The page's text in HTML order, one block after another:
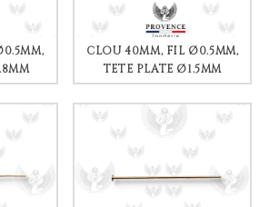
CLOU 40MM, FIL Ø0.5MM,
TÊTE PLATE Ø1.5MM